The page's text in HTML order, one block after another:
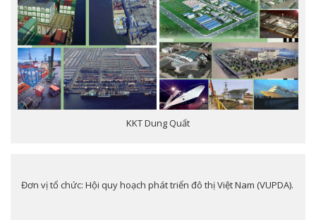
KKT Dung Quất
Đơn vị tổ chức: Hội quy hoạch phát triển đô thị Việt Nam (VUPDA).